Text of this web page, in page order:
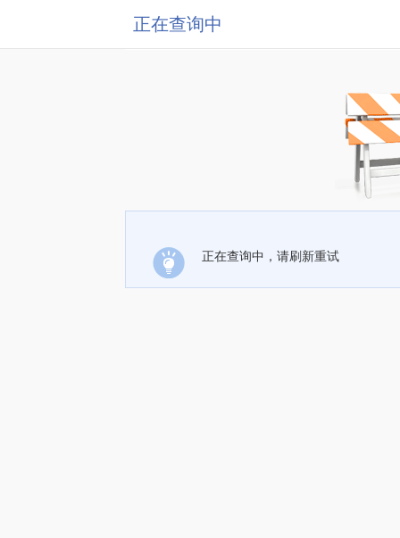
正在查询中
正在查询中，请刷新重试